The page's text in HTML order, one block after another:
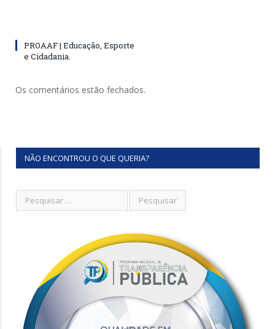
PROAAF | Educação, Esporte
e Cidadania.
Os comentários estão fechados.
NÃO ENCONTROU O QUE QUERIA?